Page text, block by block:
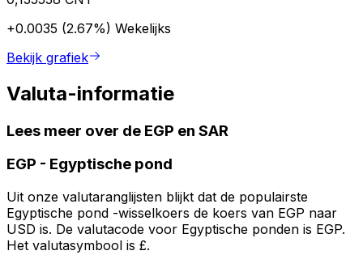
+0.0035 (2.67%) Wekelijks
Bekijk grafiek
Valuta-informatie
Lees meer over de EGP en SAR
EGP - Egyptische pond
Uit onze valutaranglijsten blijkt dat de populairste
Egyptische pond -wisselkoers de koers van EGP naar
USD is. De valutacode voor Egyptische ponden is EGP.
Het valutasymbool is £.